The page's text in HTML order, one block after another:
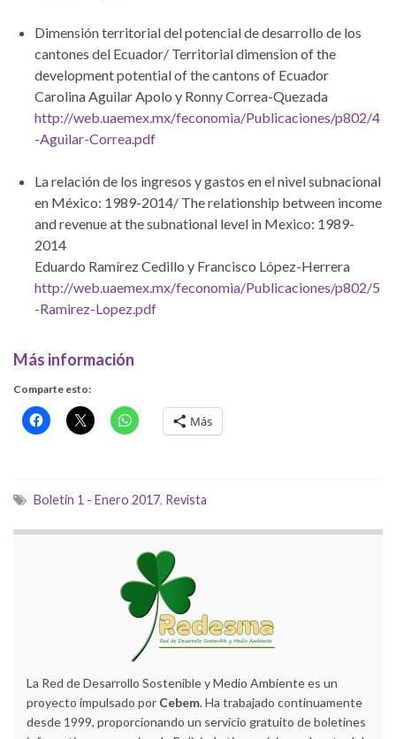
Dimensión territorial del potencial de desarrollo de los
cantones del Ecuador/ Territorial dimension of the
development potential of the cantons of Ecuador
Carolina Aguilar Apolo y Ronny Correa-Quezada
http://web.uaemex.mx/feconomia/Publicaciones/p802/4
-Aguilar-Correa.pdf
La relación de los ingresos y gastos en el nivel subnacional
en México: 1989-2014/ The relationship between income
and revenue at the subnational level in Mexico: 1989-
2014
Eduardo Ramírez Cedillo y Francisco López-Herrera
http://web.uaemex.mx/feconomia/Publicaciones/p802/5
-Ramirez-Lopez.pdf
Más información
Comparte esto:
Más
Boletín 1 - Enero 2017, Revista
La Red de Desarrollo Sostenible y Medio Ambiente es un
proyecto impulsado por Cebem. Ha trabajado continuamente
desde 1999, proporcionando un servicio gratuito de boletines